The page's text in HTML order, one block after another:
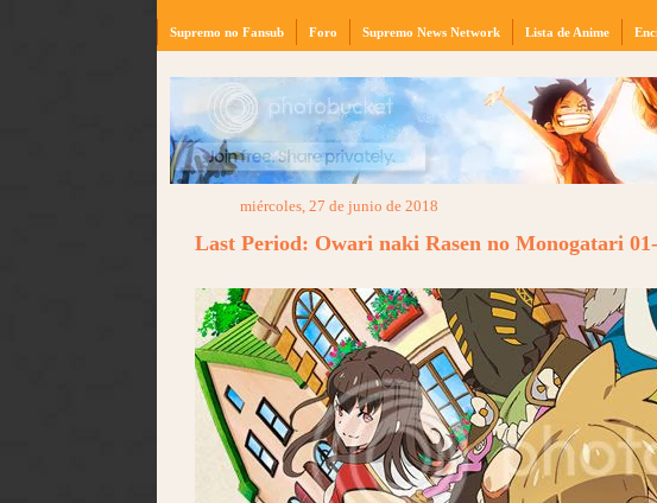
Supremo no Fansub Foro Supremo News Network Lista de Anime
miércoles, 27 de junio de 2018
Last Period: Owari naki Rasen no Monogatari